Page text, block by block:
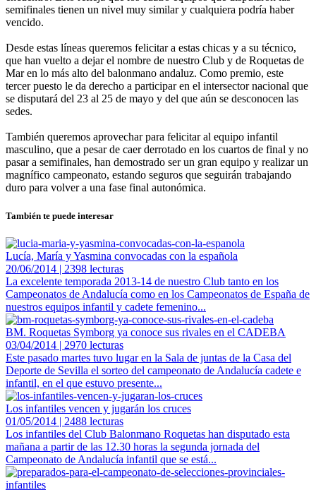
semifinales tienen un nivel muy similar y cualquiera podría haber
vencido.
Desde estas líneas queremos felicitar a estas chicas y a su técnico,
que han vuelto a dejar el nombre de nuestro Club y de Roquetas de
Mar en lo más alto del balonmano andaluz. Como premio, este
tercer puesto le da derecho a participar en el intersector nacional que
se disputará del 23 al 25 de mayo y del que aún se desconocen las
sedes.
También queremos aprovechar para felicitar al equipo infantil
masculino, que a pesar de caer derrotado en los cuartos de final y no
pasar a semifinales, han demostrado ser un gran equipo y realizar un
magnífico campeonato, estando seguros que seguirán trabajando
duro para volver a una fase final autonómica.
También te puede interesar
Lucía, María y Yasmina convocadas con la española
20/06/2014 | 2398 lecturas
La excelente temporada 2013-14 de nuestro Club tanto en los
Campeonatos de Andalucía como en los Campeonatos de España de
nuestros equipos infantil y cadete femenino...
BM. Roquetas Symborg ya conoce sus rivales en el CADEBA
03/04/2014 | 2970 lecturas
Este pasado martes tuvo lugar en la Sala de juntas de la Casa del
Deporte de Sevilla el sorteo del campeonato de Andalucía cadete e
infantil, en el que estuvo presente...
Los infantiles vencen y jugarán los cruces
01/05/2014 | 2488 lecturas
Los infantiles del Club Balonmano Roquetas han disputado esta
mañana a partir de las 12.30 horas la segunda jornada del
Campeonato de Andalucía infantil que se está...